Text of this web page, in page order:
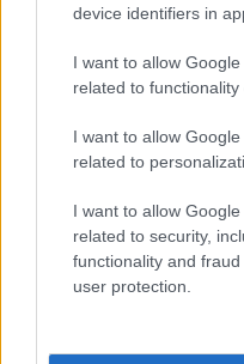
device identifiers in
I want to allow
related to
I want to allow
related to
I want to allow
related to security,
functionality and
user protection.
αναρρώνουν από
Ακολουθήστε το
Widgets
Ενσωματώστε